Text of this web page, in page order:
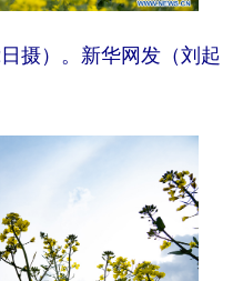
摄）。新华网发（刘起